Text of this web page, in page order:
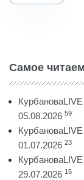
Самое
05.08.2026 59
01.07.2026 23
29.07.2026 15